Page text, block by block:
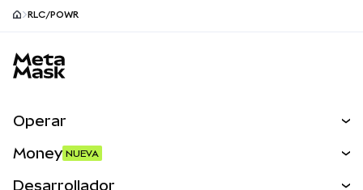
RLC/POWR
Operar
Money NUEVA
Desarrollador